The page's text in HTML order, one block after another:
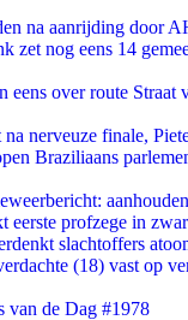
na aanrijding door
zet nog eens 14
eens over route Straat
nerveuze finale,
Braziliaans
eerste profzege in
slachtoffers
(18) vast op
van de Dag #1978